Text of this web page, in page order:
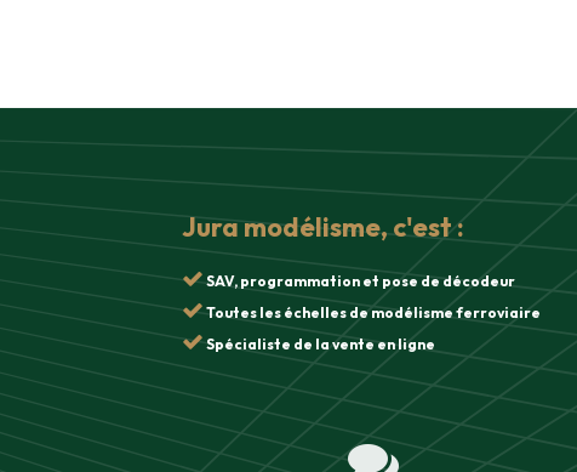
Jura modélisme, c'est :
SAV, programmation et pose de décodeur
Toutes les échelles de modélisme ferroviaire
Spécialiste de la vente en ligne